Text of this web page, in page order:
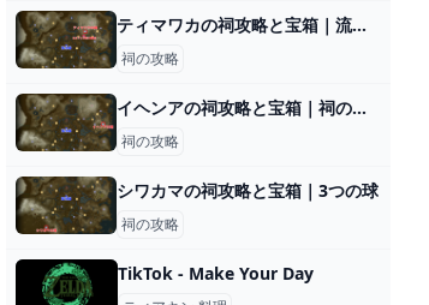
ティマワカの祠攻略と宝箱｜流れに逆らって
祠の攻略
イヘンアの祠攻略と宝箱｜祠の入り方
祠の攻略
シワカマの祠攻略と宝箱｜3つの球
祠の攻略
TikTok - Make Your Day